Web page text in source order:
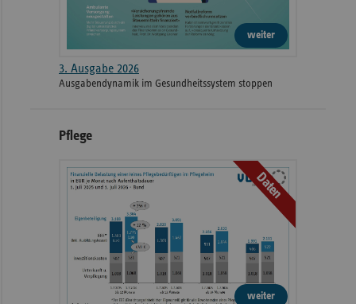
weiter
3. Ausgabe 2026
Ausgabendynamik im Gesundheitssystem stoppen
Pflege
Daten
weiter